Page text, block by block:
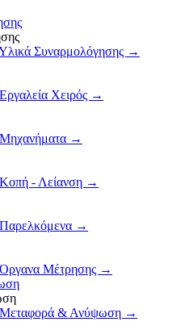
Συναρμολόγησης →
Χειρός →
→
- Λείανση →
→
Μέτρησης →
Μεταφορά & Ανύψωση →